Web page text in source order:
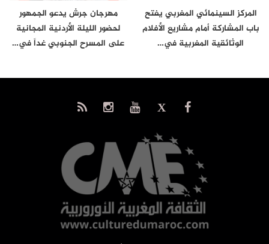
المركز السينمائي المغربي يفتح
باب المشاركة أمام مشاريع الأفلام
الوثائقية المغربية في…
مهرجان جرش يدعو الجمهور
لحضور الليلة الأردنية المجانية
على المسرح الجنوبي غداً في…